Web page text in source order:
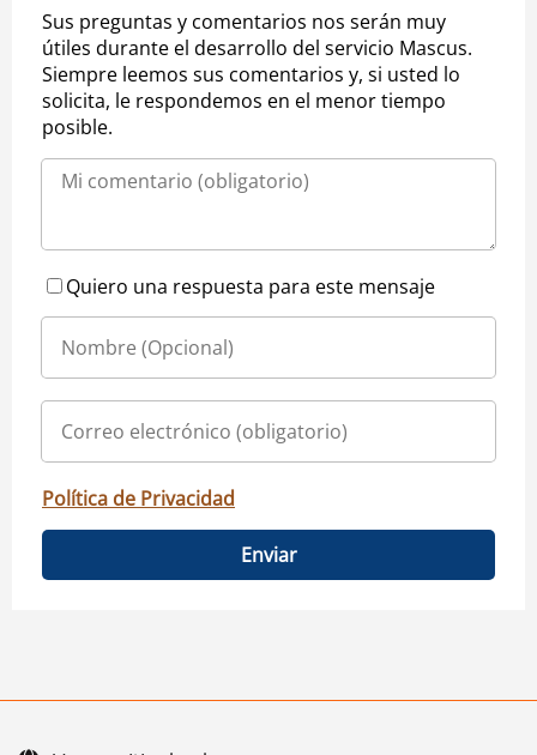
Sus preguntas y comentarios nos serán muy
útiles durante el desarrollo del servicio Mascus.
Siempre leemos sus comentarios y, si usted lo
solicita, le respondemos en el menor tiempo
posible.
Quiero una respuesta para este mensaje
Política de Privacidad
Enviar